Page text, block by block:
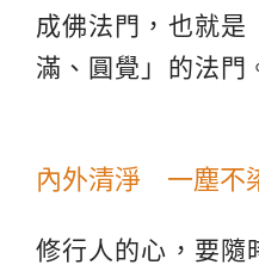
成佛法門，也就是
滿、圓覺」的法門
內外清淨 一塵不
修行人的心，要隨